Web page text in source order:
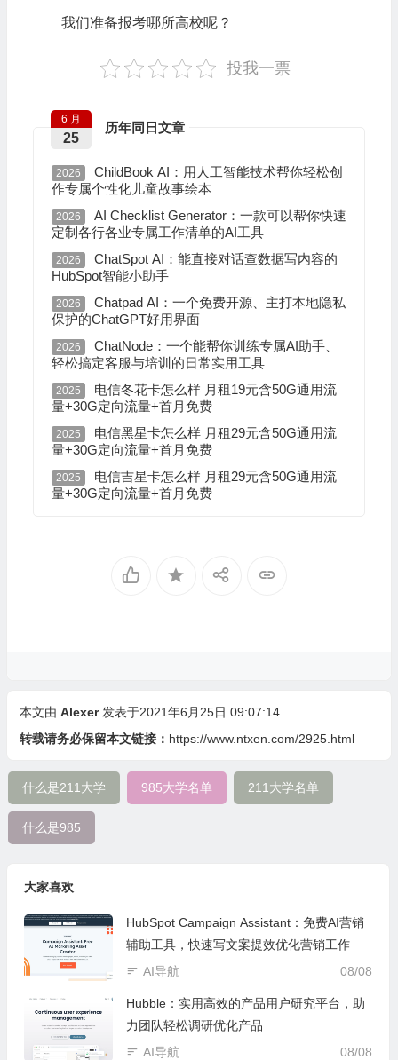
我们准备报考哪所高校呢？
投我一票
历年同日文章
6 月
25
2026
ChildBook AI：用人工智能技术帮你轻松创
作专属个性化儿童故事绘本
2026
AI Checklist Generator：一款可以帮你快速
定制各行各业专属工作清单的AI工具
2026
ChatSpot AI：能直接对话查数据写内容的
HubSpot智能小助手
2026
Chatpad AI：一个免费开源、主打本地隐私
保护的ChatGPT好用界面
2026
ChatNode：一个能帮你训练专属AI助手、
轻松搞定客服与培训的日常实用工具
2025
电信冬花卡怎么样 月租19元含50G通用流
量+30G定向流量+首月免费
2025
电信黑星卡怎么样 月租29元含50G通用流
量+30G定向流量+首月免费
2025
电信吉星卡怎么样 月租29元含50G通用流
量+30G定向流量+首月免费
本文由 Alexer 发表于2021年6月25日 09:07:14
转载请务必保留本文链接： https://www.ntxen.com/2925.html
什么是211大学 985大学名单 211大学名单
什么是985
大家喜欢
HubSpot Campaign Assistant：免费AI营销
辅助工具，快速写文案提效优化营销工作
08/08
AI导航
Hubble：实用高效的产品用户研究平台，助
力团队轻松调研优化产品
08/08
AI导航